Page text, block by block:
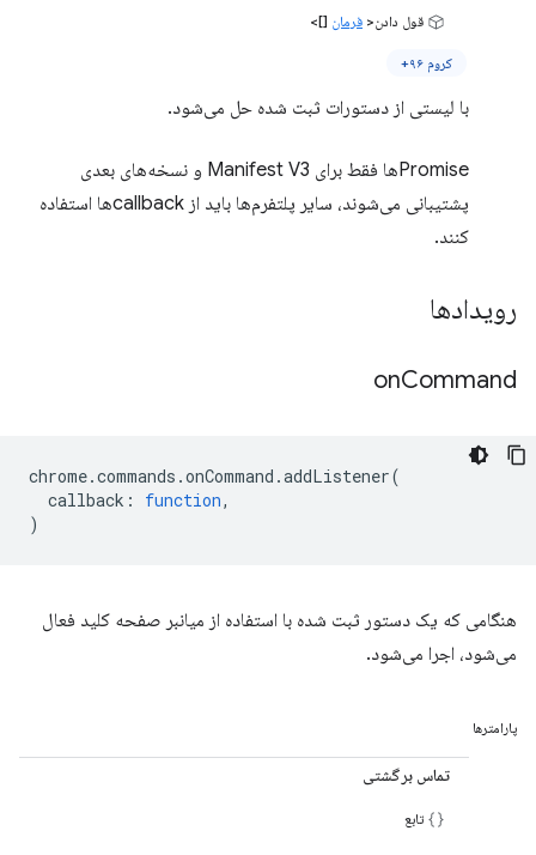
قول دادن< فرمان []>
کروم ۹۶+
با لیستی از دستورات ثبت شده حل می‌شود.
Promiseها فقط برای Manifest V3 و نسخه‌های بعدی
پشتیبانی می‌شوند، سایر پلتفرم‌ها باید از callbackها استفاده
کنند.
رویدادها
onCommand
chrome.commands .onCommand .addListener(
callback : function,
)
هنگامی که یک دستور ثبت شده با استفاده از میانبر صفحه کلید فعال
می‌شود، اجرا می‌شود.
پارامترها
تماس برگشتی
تابع